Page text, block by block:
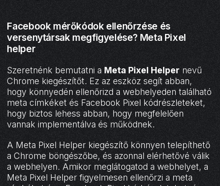
Facebook mérőkódok ellenőrzése és
versenytársak megfigyelése? Meta Pixel
helper
Szeretnénk bemutatni a Meta Pixel Helper nevű
Chrome kiegészítőt. Ez az eszköz segít abban,
hogy könnyedén ellenőrizd a webhelyeden található
meta címkéket és Facebook Pixel kódrészleteket,
hogy biztos lehess abban, hogy megfelelően
vannak implementálva és működnek.
A Meta Pixel Helper kiegészítő könnyen telepíthető
a Chrome böngészőbe, és azonnal elérhetővé válik
a webhelyen. Amikor meglátogatod a webhelyet, a
Meta Pixel Helper figyelmesen ellenőrzi a meta